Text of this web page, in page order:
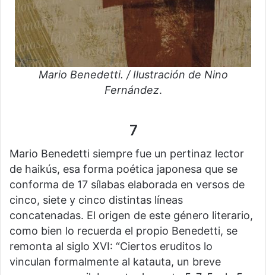
Mario Benedetti. / Ilustración de Nino
Fernández.
7
Mario Benedetti siempre fue un pertinaz lector
de haikús, esa forma poética japonesa que se
conforma de 17 sílabas elaborada en versos de
cinco, siete y cinco distintas líneas
concatenadas. El origen de este género literario,
como bien lo recuerda el propio Benedetti, se
remonta al siglo XVI: “Ciertos eruditos lo
vinculan formalmente al katauta, un breve